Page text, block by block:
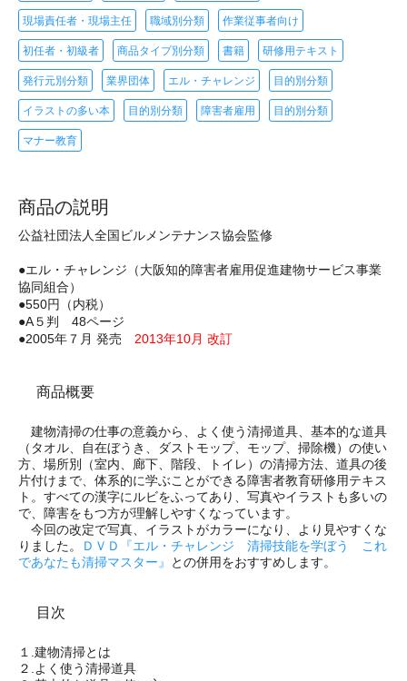
現場責任者・現場主任 職域別分類 作業従事者向け
初任者・初級者 商品タイプ別分類 書籍 研修用テキスト
発行元別分類 業界団体 エル・チャレンジ 目的別分類
イラストの多い本 目的別分類 障害者雇用 目的別分類
マナー教育
商品の説明
公益社団法人全国ビルメンテナンス協会監修
●エル・チャレンジ（大阪知的障害者雇用促進建物サービス事業
協同組合）
●550円（内税）
●A５判 48ページ
●2005年７月 発売 2013年10月 改訂
商品概要
建物清掃の仕事の意義から、よく使う清掃道具、基本的な道具
（タオル、自在ぼうき、ダストモップ、モップ、掃除機）の使い
方、場所別（室内、廊下、階段、トイレ）の清掃方法、道具の後
片付けまで、体系的に学ぶことができる障害者教育研修用テキス
ト。すべての漢字にルビをふってあり、写真やイラストも多いの
で、障害をもつ方が理解しやすくなっています。
今回の改定で写真、イラストがカラーになり、より見やすくな
りました。
ＤＶＤ『エル・チャレンジ 清掃技能を学ぼう これ
であなたも清掃マスター』
との併用をおすすめします。
目次
１.建物清掃とは
２.よく使う清掃道具